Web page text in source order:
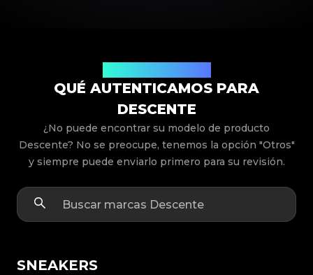
QUÉ AUTENTICAMOS PARA
DESCENTE
¿No puede encontrar su modelo de producto
Descente? No se preocupe, tenemos la opción "Otros"
y siempre puede enviarlo primero para su revisión.
SNEAKERS